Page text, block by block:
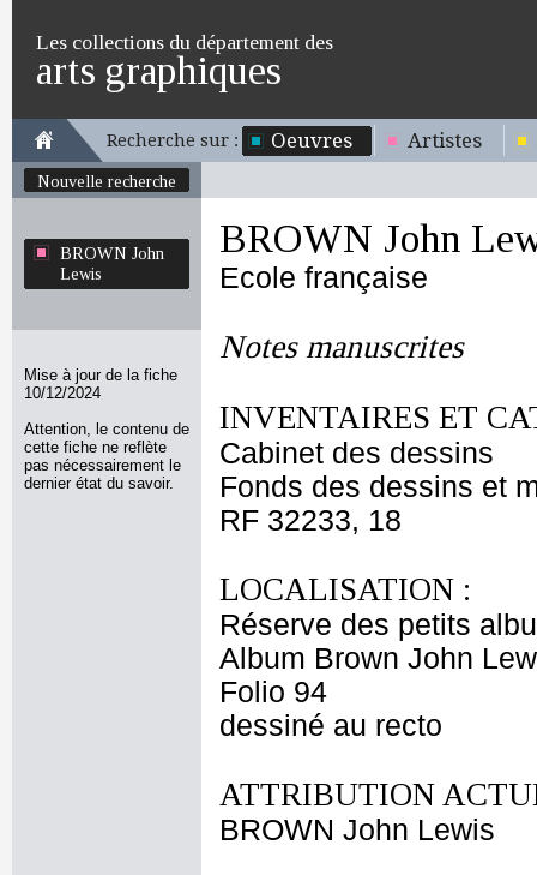
Les collections du département des
arts graphiques
Recherche sur : Oeuvres Artistes
Nouvelle recherche
BROWN John
Lewis
Mise à jour de la fiche
10/12/2024
Attention, le contenu de
cette fiche ne reflète
pas nécessairement le
dernier état du savoir.
BROWN John
Ecole française
Notes manuscrites
INVENTAIRES ET
Cabinet des dessins
Fonds des dessins et
RF 32233, 18
LOCALISATION :
Réserve des petits
Album Brown John
Folio 94
dessiné au recto
ATTRIBUTION
BROWN John Lewis